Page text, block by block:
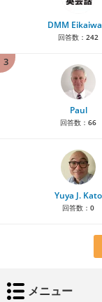
DMM
回答数： 242
3
Paul
回答数： 66
Yuya J. Kato
回答数： 0
メニュー